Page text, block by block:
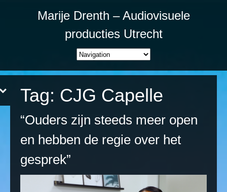
Marije Drenth – Audiovisuele
producties Utrecht
Tag: CJG Capelle
“Ouders zijn steeds meer open
en hebben de regie over het
gesprek”